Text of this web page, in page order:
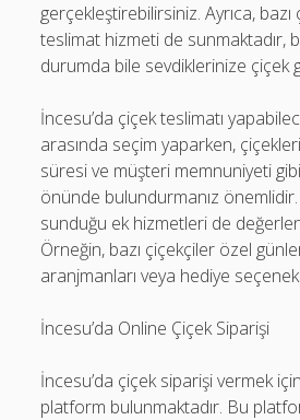
gerçekleştirebilirsiniz. Ayrıca, bazı
teslimat hizmeti de sunmaktadır,
durumda bile sevdiklerinize çiçek
İncesu’da çiçek teslimatı
arasında seçim yaparken,
süresi ve müşteri memnuniyeti
önünde bulundurmanız önemlidir.
sunduğu ek hizmetleri de
Örneğin, bazı çiçekçiler özel
aranjmanları veya hediye
İncesu’da Online Çiçek Siparişi
İncesu’da çiçek siparişi vermek
platform bulunmaktadır. Bu